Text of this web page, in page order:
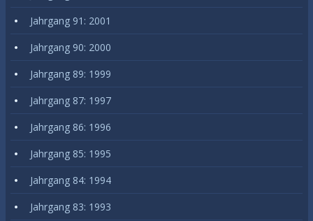
Jahrgang 91: 2001
Jahrgang 90: 2000
Jahrgang 89: 1999
Jahrgang 87: 1997
Jahrgang 86: 1996
Jahrgang 85: 1995
Jahrgang 84: 1994
Jahrgang 83: 1993